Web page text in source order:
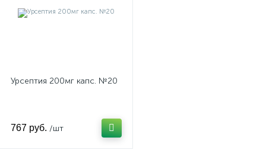
Урсептия 200мг капс. №20
767 руб. /шт